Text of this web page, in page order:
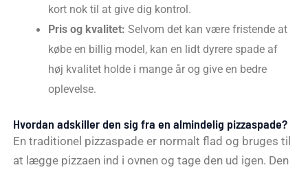
kort nok til at give dig kontrol.
Pris og kvalitet:Selvom det kan være fristende at
købe en billig model, kan en lidt dyrere spade af
høj kvalitet holde i mange år og give en bedre
oplevelse.
Hvordan adskiller den sig fra en almindelig pizzaspade?
En traditionel pizzaspade er normalt flad og bruges til
at lægge pizzaen ind i ovnen og tage den ud igen. Den